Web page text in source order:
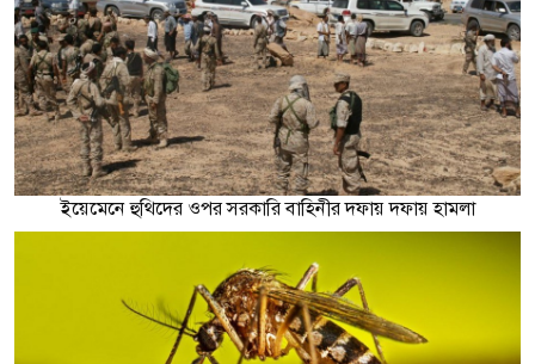
ইয়েমেনে হুথিদের ওপর সরকারি বাহিনীর দফায় দফায় হামলা